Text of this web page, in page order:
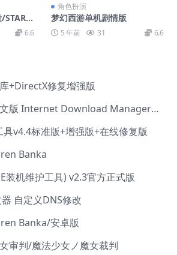
STAR
6.6
角色扮演
梦幻西游单机剧情版
5 年前 31 6.6
+DirectX修复增强版
IDM下载器中文版 Internet Download Manager v6.42.36 IDM
v4.4标准版+增强版+在线修复版
Banka
装机维护工具) v2.3官方正式版
自定义DNS修改
Banka/安卓版
审判/魔法少女ノ魔女裁判